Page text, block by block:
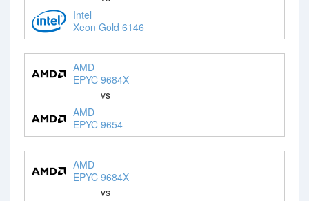
Intel
Xeon Gold 6146
AMD
EPYC 9684X
vs
AMD
EPYC 9654
AMD
EPYC 9684X
vs